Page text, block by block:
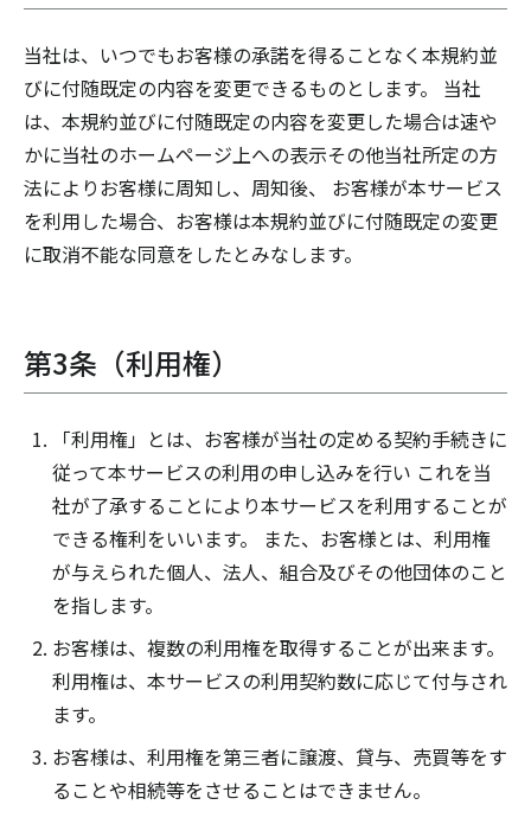
当社は、いつでもお客様の承諾を得ることなく本規約並
びに付随既定の内容を変更できるものとします。 当社
は、本規約並びに付随既定の内容を変更した場合は速や
かに当社のホームページ上への表示その他当社所定の方
法によりお客様に周知し、周知後、 お客様が本サービス
を利用した場合、お客様は本規約並びに付随既定の変更
に取消不能な同意をしたとみなします。
第3条（利用権）
「利用権」とは、お客様が当社の定める契約手続きに
従って本サービスの利用の申し込みを行い これを当
社が了承することにより本サービスを利用することが
できる権利をいいます。 また、お客様とは、利用権
が与えられた個人、法人、組合及びその他団体のこと
を指します。
お客様は、複数の利用権を取得することが出来ます。
利用権は、本サービスの利用契約数に応じて付与され
ます。
お客様は、利用権を第三者に譲渡、貸与、売買等をす
ることや相続等をさせることはできません。